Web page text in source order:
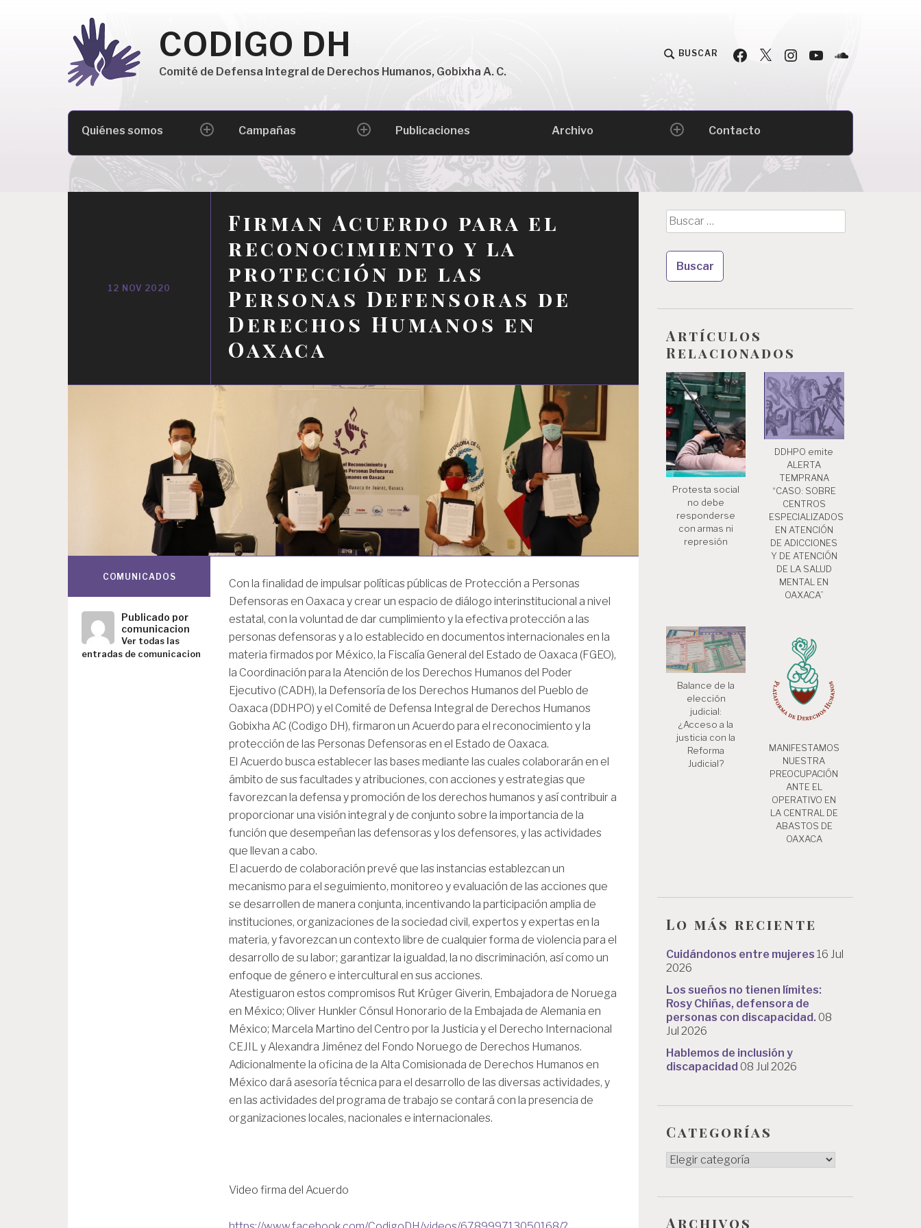
CODIGO DH
Comité de Defensa Integral de Derechos Humanos, Gobixha A. C.
BUSCAR FacebookTwitterInstagramYouTubePodcast
Quiénes somos
expand
menu
Campañas
expand
menu
Publicaciones Archivo
expand
menu
Contacto
Firman Acuerdo para el
reconocimiento y la
protección de las
Personas Defensoras de
Derechos Humanos en
Oaxaca
12 NOV 2020
Con la finalidad de impulsar políticas públicas de Protección a Personas
Defensoras en Oaxaca y crear un espacio de diálogo interinstitucional a nivel
estatal, con la voluntad de dar cumplimiento y la efectiva protección a las
personas defensoras y a lo establecido en documentos internacionales en la
materia firmados por México, la Fiscalía General del Estado de Oaxaca (FGEO),
la Coordinación para la Atención de los Derechos Humanos del Poder
Ejecutivo (CADH), la Defensoría de los Derechos Humanos del Pueblo de
Oaxaca (DDHPO) y el Comité de Defensa Integral de Derechos Humanos
Gobixha AC (Codigo DH), firmaron un Acuerdo para el reconocimiento y la
protección de las Personas Defensoras en el Estado de Oaxaca.
El Acuerdo busca establecer las bases mediante las cuales colaborarán en el
ámbito de sus facultades y atribuciones, con acciones y estrategias que
favorezcan la defensa y promoción de los derechos humanos y así contribuir a
proporcionar una visión integral y de conjunto sobre la importancia de la
función que desempeñan las defensoras y los defensores, y las actividades
que llevan a cabo.
El acuerdo de colaboración prevé que las instancias establezcan un
mecanismo para el seguimiento, monitoreo y evaluación de las acciones que
se desarrollen de manera conjunta, incentivando la participación amplia de
instituciones, organizaciones de la sociedad civil, expertos y expertas en la
materia, y favorezcan un contexto libre de cualquier forma de violencia para el
desarrollo de su labor; garantizar la igualdad, la no discriminación, así como un
enfoque de género e intercultural en sus acciones.
Atestiguaron estos compromisos Rut Krüger Giverin, Embajadora de Noruega
en México; Oliver Hunkler Cónsul Honorario de la Embajada de Alemania en
México; Marcela Martino del Centro por la Justicia y el Derecho Internacional
CEJIL y Alexandra Jiménez del Fondo Noruego de Derechos Humanos.
Adicionalmente la oficina de la Alta Comisionada de Derechos Humanos en
México dará asesoría técnica para el desarrollo de las diversas actividades, y
en las actividades del programa de trabajo se contará con la presencia de
organizaciones locales, nacionales e internacionales.
Video firma del Acuerdo
COMUNICADOS
Publicado por
comunicacion
Ver todas las
entradas de comunicacion
Buscar:
Artículos
Relacionados
Protesta social
no debe
responderse
con armas ni
represión
DDHPO emite
ALERTA
TEMPRANA
“CASO: SOBRE
CENTROS
ESPECIALIZADOS
EN ATENCIÓN
DE ADICCIONES
Y DE ATENCIÓN
DE LA SALUD
MENTAL EN
OAXACA”
Balance de la
elección
judicial:
¿Acceso a la
justicia con la
Reforma
Judicial?
MANIFESTAMOS
NUESTRA
PREOCUPACIÓN
ANTE EL
OPERATIVO EN
LA CENTRAL DE
ABASTOS DE
OAXACA
Lo más reciente
Cuidándonos entre mujeres 16 Jul
2026
Los sueños no tienen límites:
Rosy Chiñas, defensora de
personas con discapacidad. 08
Jul 2026
Hablemos de inclusión y
discapacidad 08 Jul 2026
Categorías
Categorías
Archivos